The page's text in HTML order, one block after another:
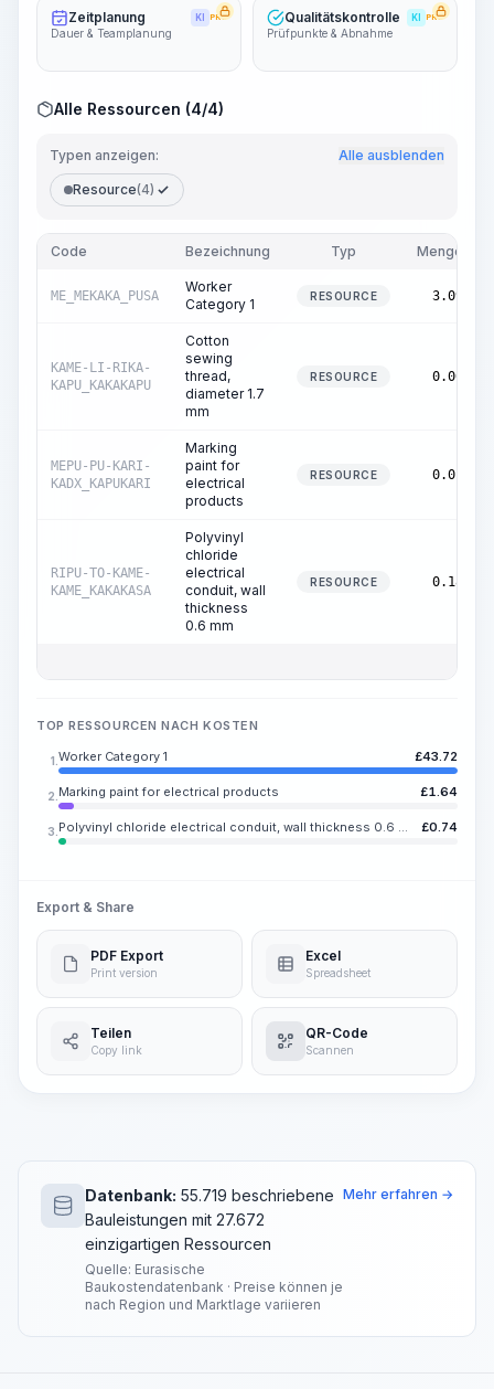
Zeitplanung KI PRO
Dauer & Teamplanung
Qualitätskontrolle KI PRO
Prüfpunkte & Abnahme
Alle Ressourcen (4/4)
Typen anzeigen: Alle ausblenden
Resource(4)
Code Bezeichnung Typ Menge
ME_MEKAKA_PUSA
Worker
Category 1
RESOURCE 3.09
KAME-LI-RIKA-
KAPU_KAKAKAPU
Cotton
sewing
thread,
diameter 1.7
mm
RESOURCE 0.00
MEPU-PU-KARI-
KADX_KAPUKARI
Marking
paint for
electrical
products
RESOURCE 0.01
RIPU-TO-KAME-
KAME_KAKAKASA
Polyvinyl
chloride
electrical
conduit, wall
thickness
0.6 mm
RESOURCE 0.18
TOP RESSOURCEN NACH KOSTEN
1. Worker Category 1 £43.72
2. Marking paint for electrical products £1.64
3. Polyvinyl chloride electrical conduit, wall thickness 0.6 mm £0.74
Export & Share
PDF Export
Print version
Excel
Spreadsheet
Teilen
Copy link
QR-Code
Scannen
Datenbank: 55.719 beschriebene
Bauleistungen mit 27.672
einzigartigen Ressourcen
Quelle: Eurasische
Baukostendatenbank · Preise können je
nach Region und Marktlage variieren
Mehr erfahren →